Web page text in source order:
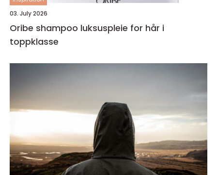
03. July 2026
Oribe shampoo luksuspleie for hår i
toppklasse